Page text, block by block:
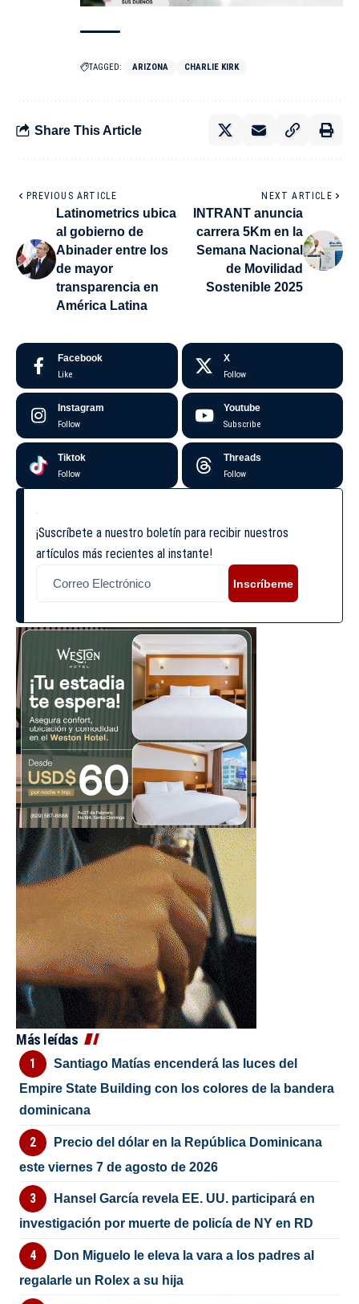
TAGGED: ARIZONA CHARLIE KIRK
Share This Article
PREVIOUS ARTICLE
Latinometrics ubica
al gobierno de
Abinader entre los
de mayor
transparencia en
América Latina
NEXT ARTICLE
INTRANT anuncia
carrera 5Km en la
Semana Nacional
de Movilidad
Sostenible 2025
Facebook
Like
X
Follow
Instagram
Follow
Youtube
Subscribe
Tiktok
Follow
Threads
Follow
¡Suscríbete a nuestro boletín para recibir nuestros
artículos más recientes al instante!
Inscríbeme
Más leídas
Santiago Matías encenderá las luces del
Empire State Building con los colores de la bandera
dominicana
Precio del dólar en la República Dominicana
este viernes 7 de agosto de 2026
Hansel García revela EE. UU. participará en
investigación por muerte de policía de NY en RD
Don Miguelo le eleva la vara a los padres al
regalarle un Rolex a su hija